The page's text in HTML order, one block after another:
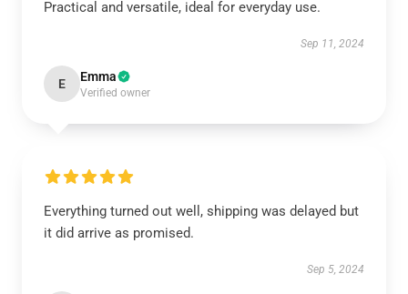
Practical and versatile, ideal for everyday use.
Sep 11, 2024
E Emma
Verified owner
Everything turned out well, shipping was delayed but
it did arrive as promised.
Sep 5, 2024